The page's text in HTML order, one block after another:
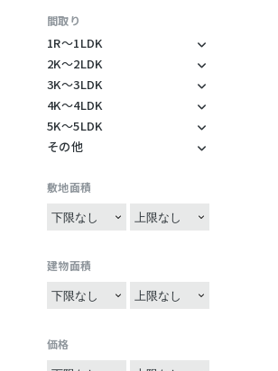
野鳥
BBQ
農場
家庭菜園
ガーデニング
陶芸・工芸
水が美味しい
森暮らし
山村暮らし
島暮らし
地域活動
自給自足
お店ができる
バリアフリー
二世帯住宅
田舎にあるデカい家
井戸水利用可
五右衛門風呂
愛知県
大分県
間取り
1R〜1LDK
1R
1K
1DK
1LDK
2K〜2LDK
2K
2DK
2LK
3K〜3LDK
3K
3DK
3SDK
4K〜4LDK
4K
4SDK
5K〜5LDK
5LDK
その他
敷地面積
建物面積
価格